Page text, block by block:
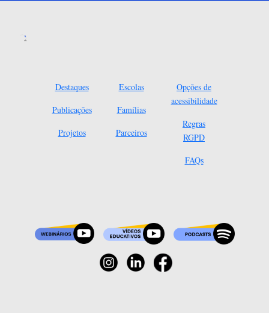
Destaques
Publicações
Projetos
Escolas
Famílias
Parceiros
Opções de
acessibilidade
Regras
RGPD
FAQs